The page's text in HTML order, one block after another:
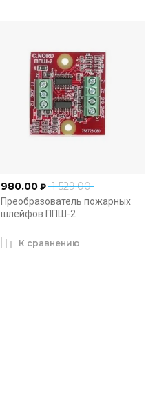
1 529.00
980.00 ₽
Преобразователь пожарных
шлейфов ППШ-2
К сравнению